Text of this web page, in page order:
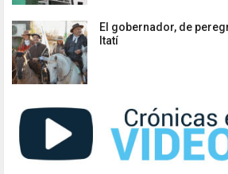
El gobernador, de
Itatí